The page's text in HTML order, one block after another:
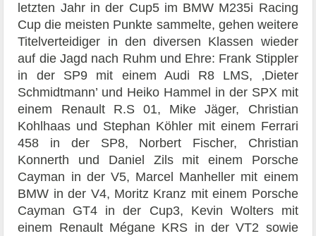
letzten Jahr in der Cup5 im BMW M235i Racing
Cup die meisten Punkte sammelte, gehen weitere
Titelverteidiger in den diversen Klassen wieder
auf die Jagd nach Ruhm und Ehre: Frank Stippler
in der SP9 mit einem Audi R8 LMS, ‚Dieter
Schmidtmann’ und Heiko Hammel in der SPX mit
einem Renault R.S 01, Mike Jäger, Christian
Kohlhaas und Stephan Köhler mit einem Ferrari
458 in der SP8, Norbert Fischer, Christian
Konnerth und Daniel Zils mit einem Porsche
Cayman in der V5, Marcel Manheller mit einem
BMW in der V4, Moritz Kranz mit einem Porsche
Cayman GT4 in der Cup3, Kevin Wolters mit
einem Renault Mégane KRS in der VT2 sowie